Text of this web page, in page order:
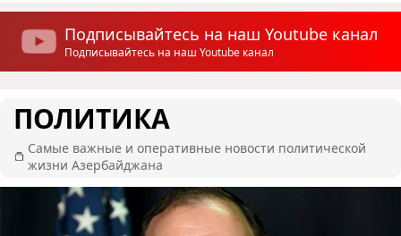
Подписывайтесь на наш Youtube канал
Подписывайтесь на наш Youtube канал
ПОЛИТИКА
Самые важные и оперативные новости политической
жизни Азербайджана